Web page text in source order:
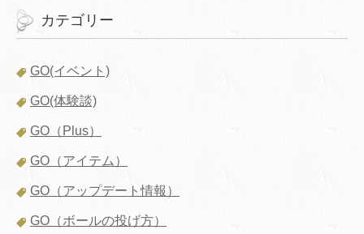
カテゴリー
GO(イベント)
GO(体験談)
GO（Plus）
GO（アイテム）
GO（アップデート情報）
GO（ボールの投げ方）